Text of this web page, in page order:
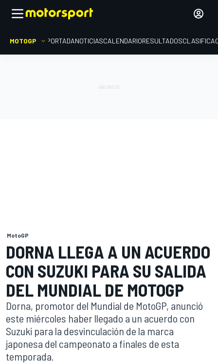
MOTOGP PORTADANOTICIASCALENDARIORESULTADOS
MotoGP
DORNA LLEGA A UN ACUERDO
CON SUZUKI PARA SU SALIDA
DEL MUNDIAL DE MOTOGP
Dorna, promotor del Mundial de MotoGP, anunció
este miércoles haber llegado a un acuerdo con
Suzuki para la desvinculación de la marca
japonesa del campeonato a finales de esta
temporada.